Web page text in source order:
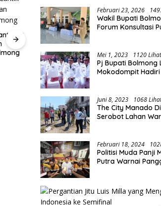
59
Hadiri Rakorwil TPAKD Sulut-
Gorontalo, Wawali Rendy
Dorong Inklusi Keuangan dan
Pembiayaan UMKM
Februari 23, 2026
Wakil Bupati
Forum Konsultasi
Mei 1, 2023 1120
Pj Bupati Bolmong
Mokodompit
Juni 8, 2023 1068
The City Manado
Serobot Lahan
Februari 18, 2024
Politisi Muda Panji
Putra Warnai